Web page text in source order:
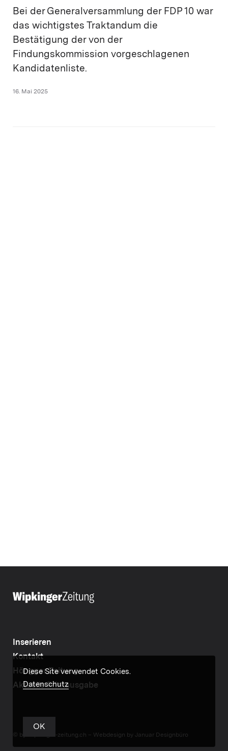
Bei der Generalversammlung der FDP 10 war
das wichtigstes Traktandum die
Bestätigung der von der
Findungskommission vorgeschlagenen
Kandidatenliste.
16. Mai 2025
Inserieren
Kontakt
Höngger Zeitung
Aktuelle Printausgabe
© by wipkinger-zeitung.ch – Webdesign by Januar Designbüro
Diese Site verwendet Cookies.
Datenschutz
OK